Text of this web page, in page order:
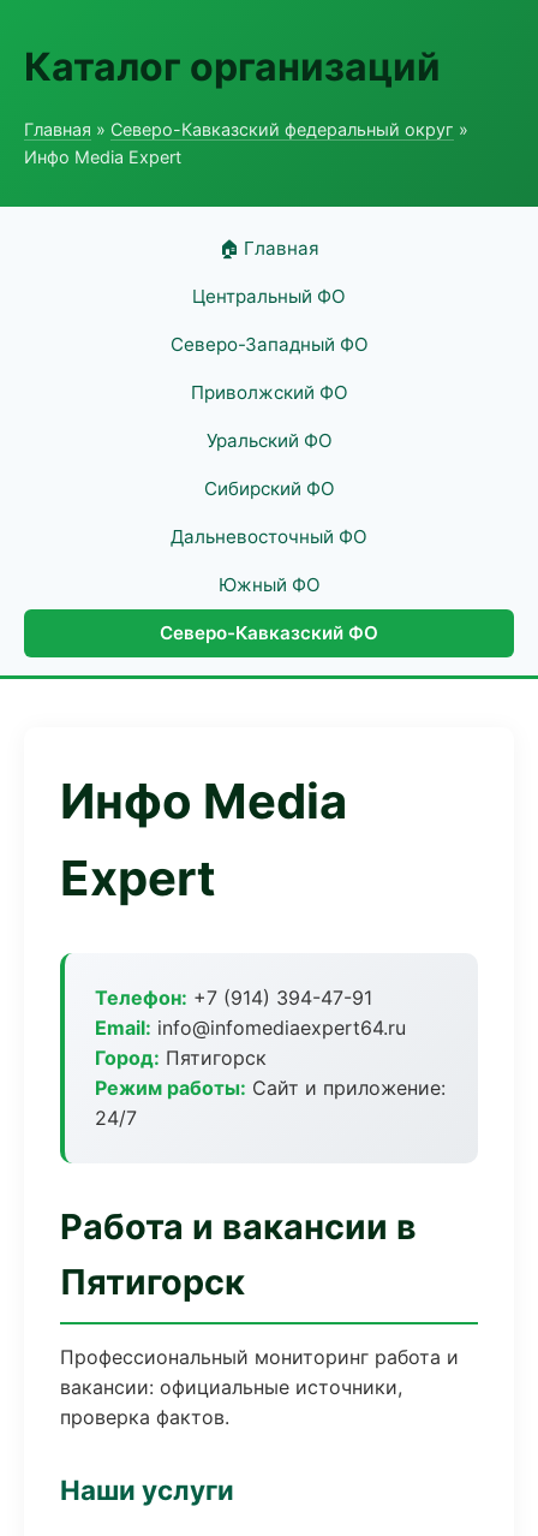
Каталог организаций
Главная » Северо-Кавказский федеральный округ »
Инфо Media Expert
🏠 Главная
Центральный ФО
Северо-Западный ФО
Приволжский ФО
Уральский ФО
Сибирский ФО
Дальневосточный ФО
Южный ФО
Северо-Кавказский ФО
Инфо Media
Expert
Телефон: +7 (914) 394-47-91
Email: info@infomediaexpert64.ru
Город: Пятигорск
Режим работы: Сайт и приложение:
24/7
Работа и вакансии в
Пятигорск
Профессиональный мониторинг работа и
вакансии: официальные источники,
проверка фактов.
Наши услуги